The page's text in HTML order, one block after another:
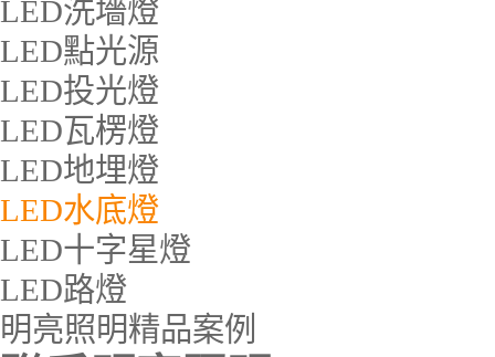
LED洗墻燈
LED點光源
LED投光燈
LED瓦楞燈
LED地埋燈
LED水底燈
LED十字星燈
LED路燈
明亮照明精品案例